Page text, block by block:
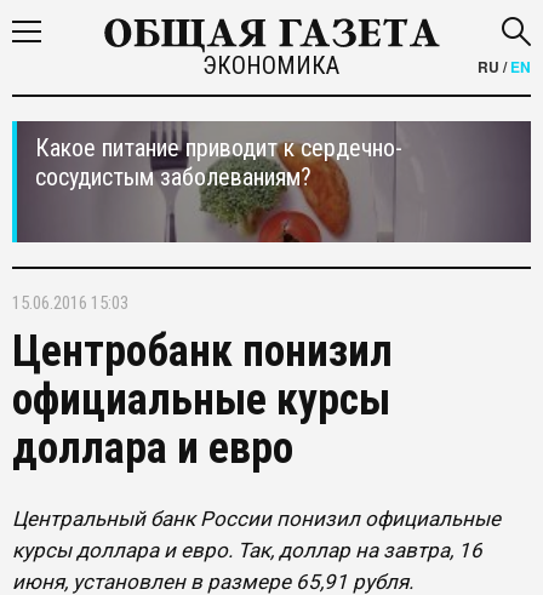
ЭКОНОМИКА RU /EN
Какое питание приводит к сердечно-
сосудистым заболеваниям?
15.06.2016 15:03
Центробанк понизил
официальные курсы
доллара и евро
Центральный банк России понизил официальные
курсы доллара и евро. Так, доллар на завтра, 16
июня, установлен в размере 65,91 рубля.